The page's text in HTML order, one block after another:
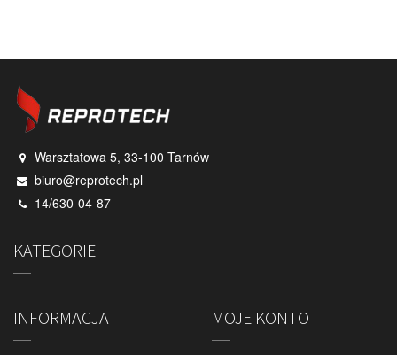
Warsztatowa 5, 33-100 Tarnów
biuro@reprotech.pl
14/630-04-87
KATEGORIE
INFORMACJA MOJE KONTO